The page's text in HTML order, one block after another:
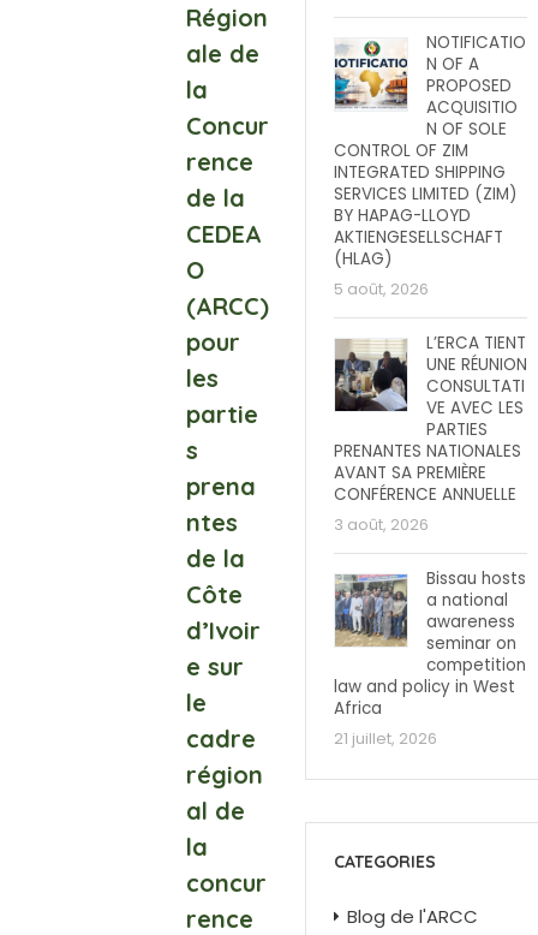
Région
ale de
la
Concur
rence
de la
CEDEA
O
(ARCC)
pour
les
partie
s
prena
ntes
de la
Côte
d’Ivoir
e sur
le
cadre
région
al de
la
concur
rence
NOTIFICATIO
N OF A
PROPOSED
ACQUISITIO
N OF SOLE
CONTROL OF ZIM
INTEGRATED SHIPPING
SERVICES LIMITED (ZIM)
BY HAPAG-LLOYD
AKTIENGESELLSCHAFT
(HLAG)
5 août, 2026
L’ERCA TIENT
UNE RÉUNION
CONSULTATI
VE AVEC LES
PARTIES
PRENANTES NATIONALES
AVANT SA PREMIÈRE
CONFÉRENCE ANNUELLE
3 août, 2026
Bissau hosts
a national
awareness
seminar on
competition
law and policy in West
Africa
21 juillet, 2026
CATEGORIES
Blog de l'ARCC